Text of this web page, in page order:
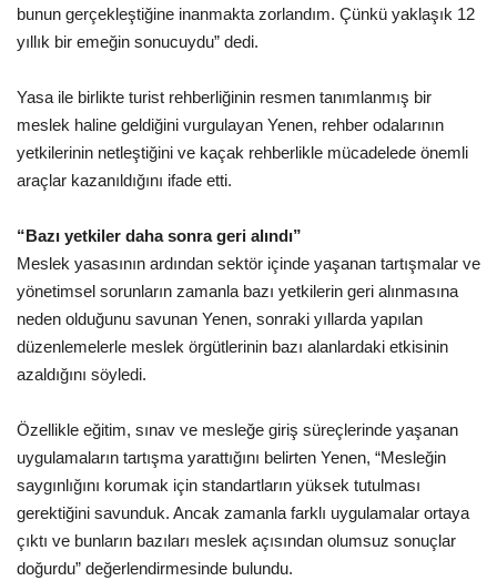
bunun gerçekleştiğine inanmakta zorlandım. Çünkü yaklaşık 12
yıllık bir emeğin sonucuydu” dedi.
Yasa ile birlikte turist rehberliğinin resmen tanımlanmış bir
meslek haline geldiğini vurgulayan Yenen, rehber odalarının
yetkilerinin netleştiğini ve kaçak rehberlikle mücadelede önemli
araçlar kazanıldığını ifade etti.
“Bazı yetkiler daha sonra geri alındı”
Meslek yasasının ardından sektör içinde yaşanan tartışmalar ve
yönetimsel sorunların zamanla bazı yetkilerin geri alınmasına
neden olduğunu savunan Yenen, sonraki yıllarda yapılan
düzenlemelerle meslek örgütlerinin bazı alanlardaki etkisinin
azaldığını söyledi.
Özellikle eğitim, sınav ve mesleğe giriş süreçlerinde yaşanan
uygulamaların tartışma yarattığını belirten Yenen, “Mesleğin
saygınlığını korumak için standartların yüksek tutulması
gerektiğini savunduk. Ancak zamanla farklı uygulamalar ortaya
çıktı ve bunların bazıları meslek açısından olumsuz sonuçlar
doğurdu” değerlendirmesinde bulundu.